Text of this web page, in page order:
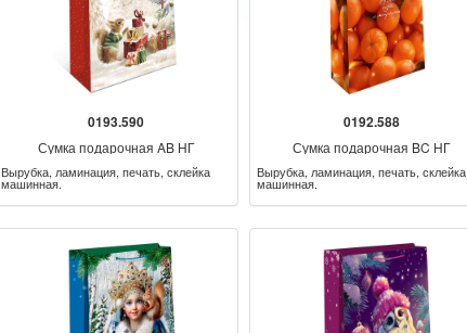
0193.590
Сумка подарочная AB НГ
Вырубка, ламинация, печать, склейка
машинная.
0192.588
Сумка подарочная BC НГ
Вырубка, ламинация, печать, склейка
машинная.